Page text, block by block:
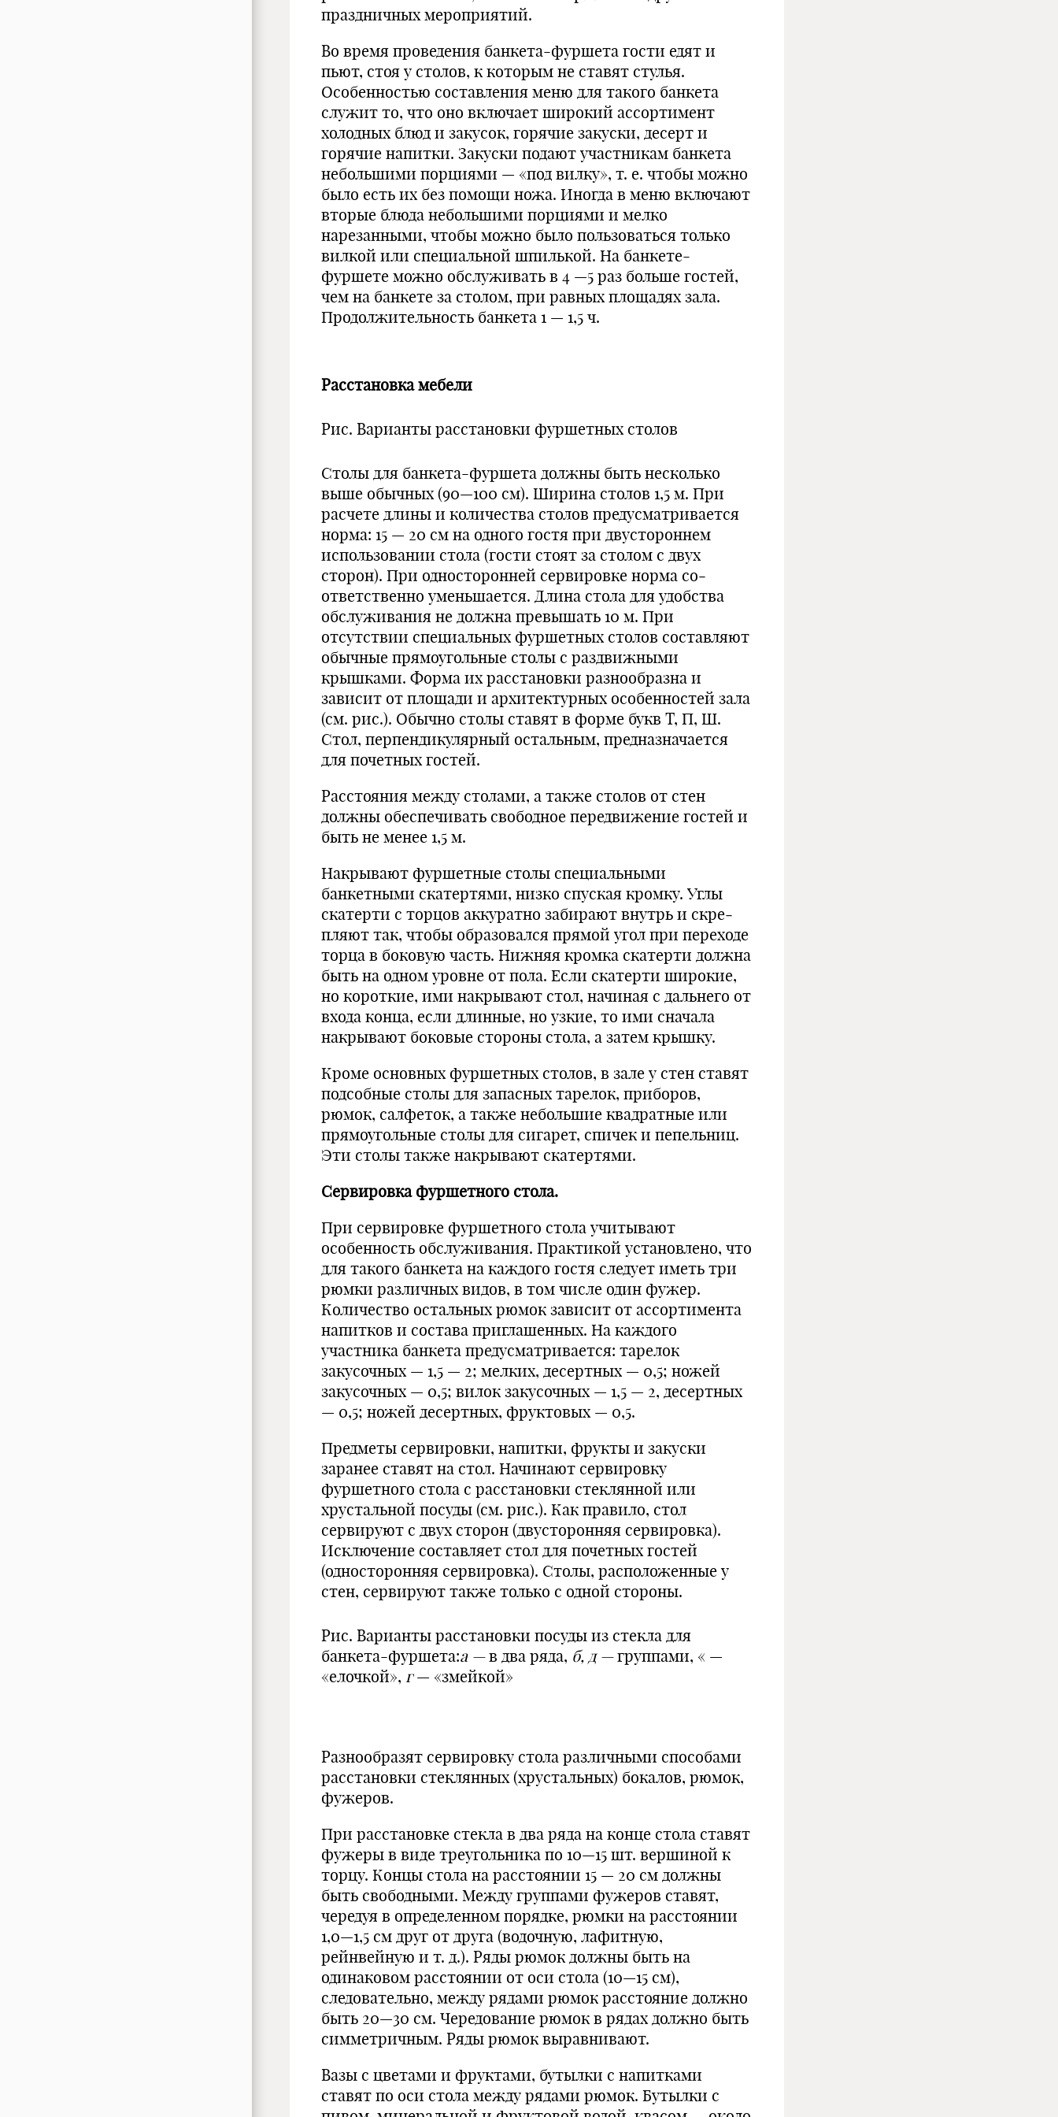
праздничных мероприятий.
Во время проведения банкета-фуршета гости едят и
пьют, стоя у столов, к ко­торым не ставят стулья.
Особенно­стью составления меню для та­кого банкета
служит то, что оно вклю­чает широкий ассортимент
холодных блюд и закусок, горячие закуски, десерт и
горячие напитки. Закуски подают участ­никам банкета
небольшими порция­ми — «под вилку», т. е. чтобы можно
бы­ло есть их без помощи ножа. Иногда в меню включают
вторые блюда неболь­шими порциями и мелко
нарезанными, чтобы можно было пользоваться только
вилкой или специальной шпилькой. На банкете-
фуршете можно обслуживать в 4 —5 раз больше гостей,
чем на банкете за столом, при равных площадях зала.
Продолжительность банкета 1 — 1,5 ч.
Расстановка мебели
Рис. Варианты расстановки фур­шетных столов
Столы для банкета-фуршета должны быть несколько
выше обычных (90—100 см). Ширина столов 1,5 м. При
расчете длины и количества столов предусматри­вается
норма: 15 — 20 см на одного гостя при двустороннем
использовании стола (гости стоят за столом с двух
сторон). При односторонней сервировке норма со­
ответственно уменьшается. Длина стола для удобства
обслуживания не должна превышать 10 м. При
отсутствии спе­циальных фуршетных столов составляют
обычные прямоугольные столы с раз­движными
крышками. Форма их расста­новки разнообразна и
зависит от площа­ди и архитектурных особенностей зала
(см. рис.). Обычно столы ставят в форме букв Т, П, Ш.
Стол, перпендикулярный остальным, предназначается
для по­четных гостей.
Расстояния между столами, а также столов от стен
должны обеспечивать сво­бодное передвижение гостей и
быть не менее 1,5 м.
Накрывают фуршетные столы спе­циальными
банкетными скатертями, низ­ко спуская кромку. Углы
скатерти с тор­цов аккуратно забирают внутрь и скре­
пляют так, чтобы образовался прямой угол при переходе
торца в боковую часть. Нижняя кромка скатерти должна
быть на одном уровне от пола. Если ска­терти широкие,
но короткие, ими накры­вают стол, начиная с дальнего от
входа конца, если длинные, но узкие, то ими сначала
накрывают боковые стороны стола, а затем крышку.
Кроме основных фуршетных столов, в зале у стен ставят
подсобные столы для запасных тарелок, приборов,
рюмок, сал­феток, а также небольшие квадратные или
прямоугольные столы для сигарет, спичек и пепельниц.
Эти столы также на­крывают скатертями.
Сервировка фуршетного стола.
При сервировке фуршетного стола учитывают
особенность обслуживания. Практикой установлено, что
для такого банкета на каждого гостя следует иметь три
рюмки различных видов, в том числе один фужер.
Количество остальных рю­мок зависит от ассортимента
напитков и состава приглашенных. На каждого
участника банкета предусматривается: тарелок
закусочных — 1,5 — 2; мелких, десертных — 0,5; ножей
закусочных — 0,5; вилок закусочных — 1,5 — 2, десерт­ных
— 0,5; ножей десертных, фрукто­вых — 0,5.
Предметы сервировки, напитки, фрукты и закуски
заранее ставят на стол. Начинают сервировку
фуршетного стола с расстановки стеклянной или
хрусталь­ной посуды (см. рис.). Как правило, стол
сервируют с двух сторон (двусторонняя сервировка).
Исключение составляет стол для почетных гостей
(односторонняя сер­вировка). Столы, расположенные у
стен, сервируют также только с одной сто­роны.
Рис. Варианты расстановки посуды из стекла для
банкета-фуршета:а —в два ряда, б, д —группами, « —
«елочкой», г— «змейкой»
Разнообразят сервировку стола различными способами
расстановки стеклянных (хрустальных) бокалов, рюмок,
фужеров.
При расстановке стекла в два ряда на конце стола ставят
фу­жеры в виде треугольника по 10—15 шт. вершиной к
торцу. Концы стола на рас­стоянии 15 — 20 см должны
быть сво­бодными. Между группами фужеров ста­вят,
чередуя в определенном порядке, рюмки на расстоянии
1,0—1,5 см друг от друга (водочную, лафитную,
рейнвейную и т. д.). Ряды рюмок должны быть на
одинаковом расстоянии от оси стола (10—15 см),
следовательно, между ряда­ми рюмок расстояние должно
быть 20—30 см. Чередование рюмок в рядах должно быть
симметричным. Ряды рю­мок выравнивают.
Вазы с цветами и фруктами, бутылки с напитками
ставят по оси стола между рядами рюмок. Бутылки с